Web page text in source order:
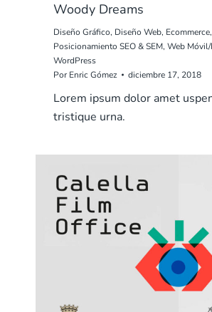
Woody Dreams
Diseño Gráfico, Diseño Web, Ecommerce,
Posicionamiento SEO & SEM, Web
WordPress
PorEnric Gómez diciembre 17, 2018
Lorem ipsum dolor amet
tristique urna.